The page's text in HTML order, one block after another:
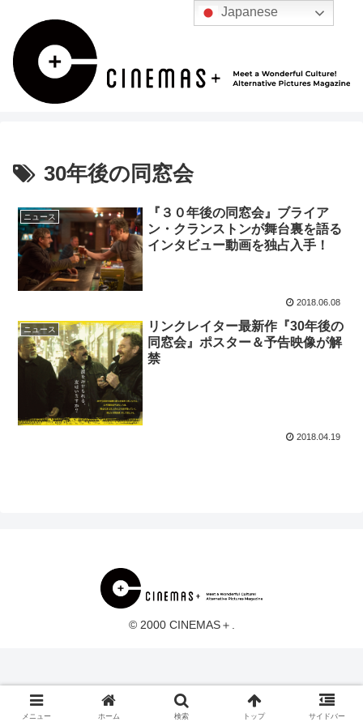
30年後の同窓会
ニュース
『３０年後の同窓会』ブライア
ン・クランストンが舞台裏を語る
インタビュー動画を独占入手！
2018.06.08
ニュース
リンクレイター最新作『30年後の
同窓会』ポスター＆予告映像が解
禁
2018.04.19
© 2000 CINEMAS＋.
メニュー ホーム 検索 トップ サイドバー
Japanese